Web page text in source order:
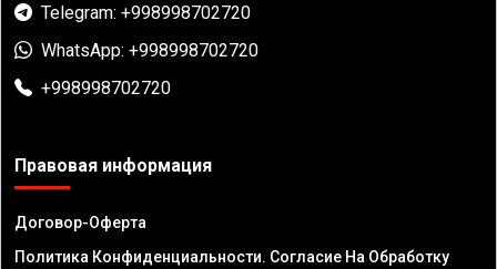
Telegram: +998998702720
WhatsApp: +998998702720
+998998702720
Правовая информация
Договор-Оферта
Политика Конфиденциальности. Согласие На Обработку